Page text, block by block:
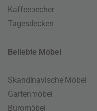
Kaffeebecher
Tagesdecken
Beliebte Möbel
Skandinavische Möbel
Gartenmöbel
Büromöbel